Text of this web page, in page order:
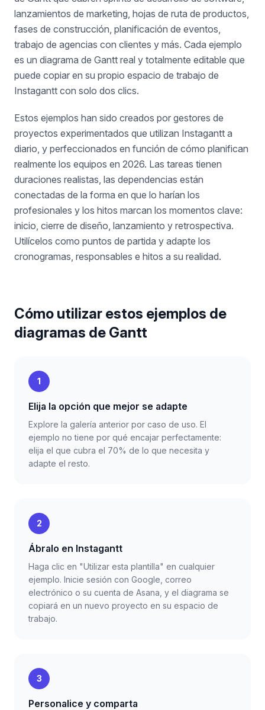
lanzamientos de marketing, hojas de ruta de productos,
fases de construcción, planificación de eventos,
trabajo de agencias con clientes y más. Cada ejemplo
es un diagrama de Gantt real y totalmente editable que
puede copiar en su propio espacio de trabajo de
Instagantt con solo dos clics.
Estos ejemplos han sido creados por gestores de
proyectos experimentados que utilizan Instagantt a
diario, y perfeccionados en función de cómo planifican
realmente los equipos en 2026. Las tareas tienen
duraciones realistas, las dependencias están
conectadas de la forma en que lo harían los
profesionales y los hitos marcan los momentos clave:
inicio, cierre de diseño, lanzamiento y retrospectiva.
Utilícelos como puntos de partida y adapte los
cronogramas, responsables e hitos a su realidad.
Cómo utilizar estos ejemplos de
diagramas de Gantt
1
Elija la opción que mejor se adapte
Explore la galería anterior por caso de uso. El
ejemplo no tiene por qué encajar perfectamente:
elija el que cubra el 70% de lo que necesita y
adapte el resto.
2
Ábralo en Instagantt
Haga clic en "Utilizar esta plantilla" en cualquier
ejemplo. Inicie sesión con Google, correo
electrónico o su cuenta de Asana, y el diagrama se
copiará en un nuevo proyecto en su espacio de
trabajo.
3
Personalice y comparta